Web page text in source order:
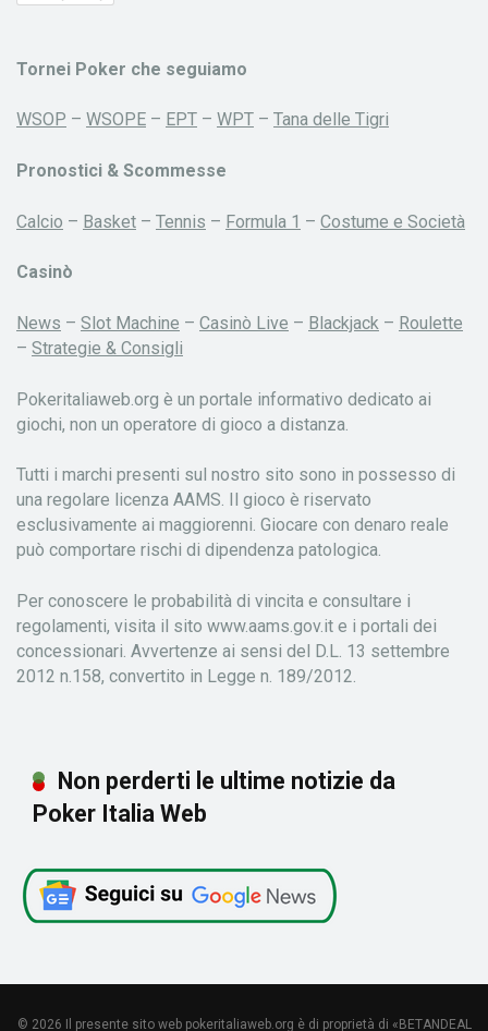
Tornei Poker che seguiamo
WSOP – WSOPE – EPT – WPT – Tana delle Tigri
Pronostici & Scommesse
Calcio – Basket – Tennis – Formula 1 – Costume e Società
Casinò
News – Slot Machine – Casinò Live – Blackjack – Roulette
– Strategie & Consigli
Pokeritaliaweb.org è un portale informativo dedicato ai
giochi, non un operatore di gioco a distanza.
Tutti i marchi presenti sul nostro sito sono in possesso di
una regolare licenza AAMS. Il gioco è riservato
esclusivamente ai maggiorenni. Giocare con denaro reale
può comportare rischi di dipendenza patologica.
Per conoscere le probabilità di vincita e consultare i
regolamenti, visita il sito www.aams.gov.it e i portali dei
concessionari. Avvertenze ai sensi del D.L. 13 settembre
2012 n.158, convertito in Legge n. 189/2012.
Non perderti le ultime notizie da
Poker Italia Web
© 2026 Il presente sito web pokeritaliaweb.org è di proprietà di «BETANDEAL